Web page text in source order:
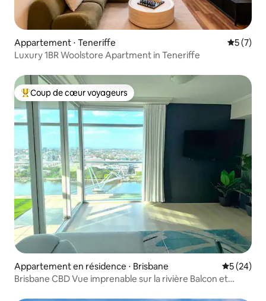
Appartement ⋅ Teneriffe
5 (7)
Luxury 1BR Woolstore Apartment in Teneriffe
Coups de cœur voyageurs les plus appréciés
Coup de cœur voyageurs
Appartement en résidence ⋅ Brisbane
5 (24)
Brisbane CBD Vue imprenable sur la rivière Balcon et